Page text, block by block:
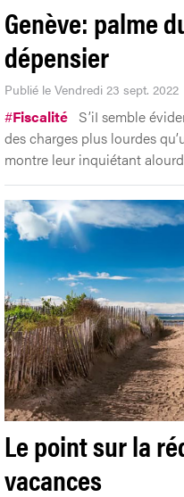
Genève: palme
dépensier
Publié le Vendredi 23 sept. 2022
#Fiscalité S’iI semble
des charges plus lourdes
montre leur inquiétant
Le point sur la
vacances